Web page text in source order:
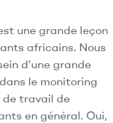
une grande leçon
africains. Nous
d’une grande
le monitoring
travail de
en général. Oui,